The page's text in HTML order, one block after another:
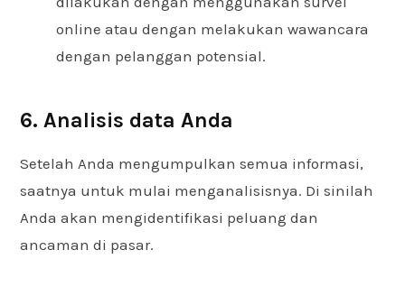
online atau dengan melakukan wawancara
dengan pelanggan potensial.
6. Analisis data Anda
Setelah Anda mengumpulkan semua informasi,
saatnya untuk mulai menganalisisnya. Di sinilah
Anda akan mengidentifikasi peluang dan
ancaman di pasar.